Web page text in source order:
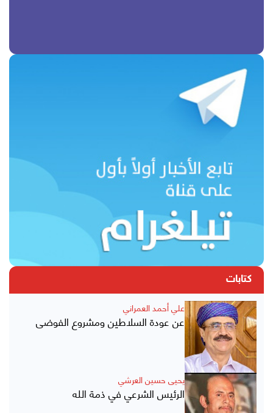
كتابات
علي أحمد العمراني
عن عودة السلاطين ومشروع الفوضى
يحيى حسين العرشي
الرئيس الشرعي في ذمة الله